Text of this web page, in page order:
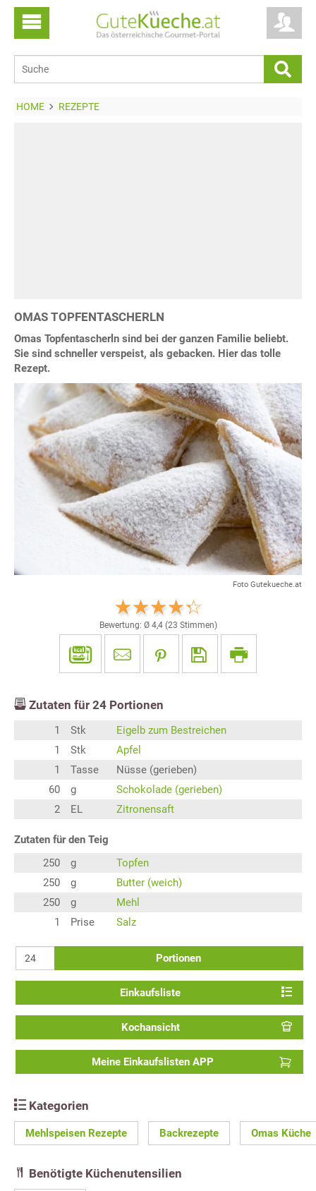
HOME REZEPTE
OMAS TOPFENTASCHERLN
Omas Topfentascherln sind bei der ganzen Familie beliebt.
Sie sind schneller verspeist, als gebacken. Hier das tolle
Rezept.
Foto Gutekueche.at
Bewertung: Ø 4,4(23 Stimmen)
Zutaten für 24 Portionen
1 Stk
Eigelb zum Bestreichen
1
Stk
Apfel
1
Tasse
Nüsse (gerieben)
60
g
Schokolade (gerieben)
2
EL Zitronensaft
Zutaten für den Teig
250
g
Topfen
250
g
Butter (weich)
250
g
Mehl
1
Prise Salz
Portionen
Einkaufsliste
Kochansicht
Meine Einkaufslisten APP
Kategorien
Mehlspeisen Rezepte Backrezepte Omas Küche
Benötigte Küchenutensilien